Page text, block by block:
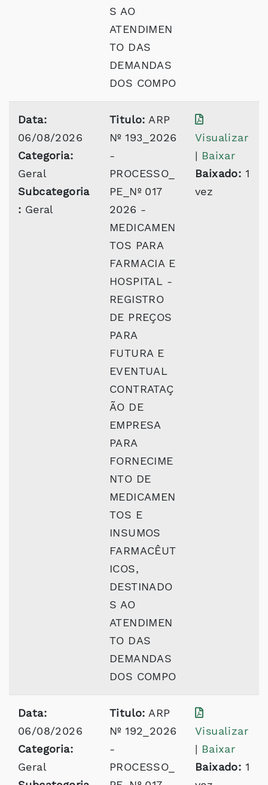
S AO
ATENDIMEN
TO DAS
DEMANDAS
DOS COMPO
Data:
06/08/2026
Categoria:
Geral
Subcategoria
: Geral
Titulo: ARP
Nº 193_2026
-
PROCESSO_
PE_Nº 017
2026 -
MEDICAMEN
TOS PARA
FARMACIA E
HOSPITAL -
REGISTRO
DE PREÇOS
PARA
FUTURA E
EVENTUAL
CONTRATAÇ
ÃO DE
EMPRESA
PARA
FORNECIME
NTO DE
MEDICAMEN
TOS E
INSUMOS
FARMACÊUT
ICOS,
DESTINADO
S AO
ATENDIMEN
TO DAS
DEMANDAS
DOS COMPO
Visualizar
| Baixar
Baixado: 1
vez
Data:
06/08/2026
Categoria:
Geral
Titulo: ARP
Nº 192_2026
-
PROCESSO_
Visualizar
| Baixar
Baixado: 1